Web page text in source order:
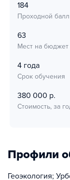
184
Проходной
63
Мест на бюджет
4 года
Срок обучения
380 000 р.
Стоимость, за
Профили
Геоэкология;